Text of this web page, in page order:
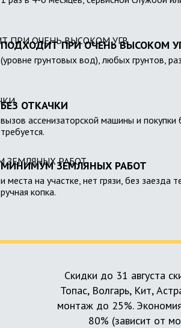
ПОДХОДИТ ПРИ ОЧЕНЬ ВЫСОКОМ
(уровне грунтовых вод), любых грунтов,
БЕЗ ОТКАЧКИ
вызов ассенизаторской машины и покупки
требуется.
МИНИМУМ ЗЕМЛЯНЫХ РАБОТ
и места на участке, нет грязи, без заезда
ручная копка.
Скидки до 31 августа
Топас, Волгарь, Кит,
монтаж до 25%.
80% (зависит от